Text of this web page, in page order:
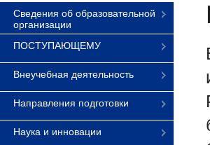
Сведения об образовательной
организации
ПОСТУПАЮЩЕМУ
Внеучебная деятельность
Направления подготовки
Наука и инновации